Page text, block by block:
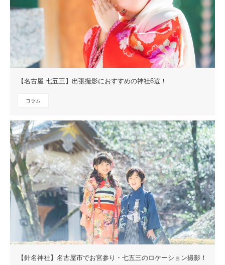
【名古屋 七五三】出張撮影におすすめの神社6選！
コラム
【針名神社】名古屋市でお宮参り・七五三のロケーション撮影！